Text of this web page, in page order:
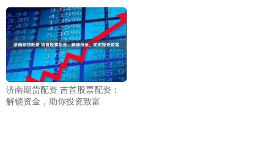
济南期货配资 吉首股票配资：
解锁资金，助你投资致富